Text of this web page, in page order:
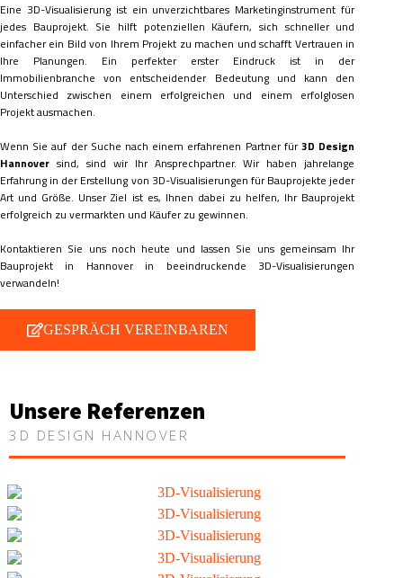
Eine 3D-Visualisierung ist ein unverzichtbares Marketinginstrument für
jedes Bauprojekt. Sie hilft potenziellen Käufern, sich schneller und
einfacher ein Bild von Ihrem Projekt zu machen und schafft Vertrauen in
Ihre Planungen. Ein perfekter erster Eindruck ist in der
Immobilienbranche von entscheidender Bedeutung und kann den
Unterschied zwischen einem erfolgreichen und einem erfolglosen
Projekt ausmachen.
Wenn Sie auf der Suche nach einem erfahrenen Partner für3D Design
Hannover sind, sind wir Ihr Ansprechpartner. Wir haben jahrelange
Erfahrung in der Erstellung von 3D-Visualisierungen für Bauprojekte jeder
Art und Größe. Unser Ziel ist es, Ihnen dabei zu helfen, Ihr Bauprojekt
erfolgreich zu vermarkten und Käufer zu gewinnen.
Kontaktieren Sie uns noch heute und lassen Sie uns gemeinsam Ihr
Bauprojekt in Hannover in beeindruckende 3D-Visualisierungen
verwandeln!
GESPRÄCH VEREINBAREN
Unsere Referenzen
3D DESIGN HANNOVER